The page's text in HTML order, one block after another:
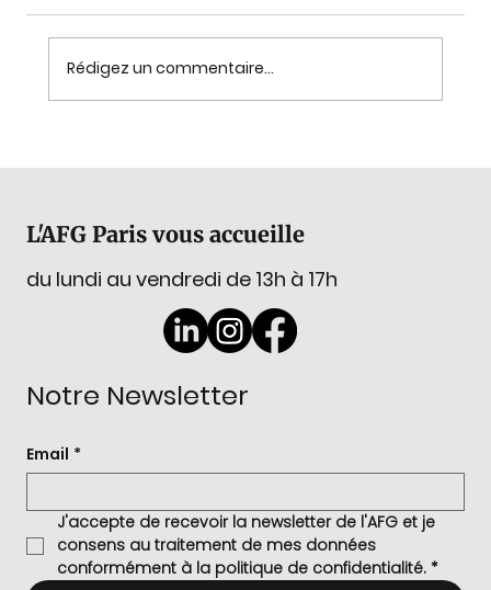
d'Idar-Oberstein, du 2 au 4 novembre
Rédigez un commentaire...
L'AFG Paris vous accueille
du lundi au vendredi de 13h à 17h
Notre Newsletter
Email *
J'accepte de recevoir la newsletter de l'AFG et je
consens au traitement de mes données
conformément à la politique de confidentialité. *